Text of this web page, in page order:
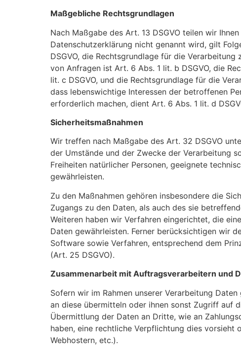
Maßgebliche Rechtsgrundlagen
Nach Maßgabe des Art. 13 DSGVO teilen wir
Datenschutzerklärung nicht genannt wird, gilt
DSGVO, die Rechtsgrundlage für die
von Anfragen ist Art. 6 Abs. 1 lit. b DSGVO, die
lit. c DSGVO, und die Rechtsgrundlage für die
dass lebenswichtige Interessen der betroffenen
erforderlich machen, dient Art. 6 Abs. 1 lit. d
Sicherheitsmaßnahmen
Wir treffen nach Maßgabe des Art. 32 DSGVO
der Umstände und der Zwecke der Verarbeitung
Freiheiten natürlicher Personen, geeignete
gewährleisten.
Zu den Maßnahmen gehören insbesondere die
Zugangs zu den Daten, als auch des sie
Weiteren haben wir Verfahren eingerichtet, die
Daten gewährleisten. Ferner berücksichtigen wir
Software sowie Verfahren, entsprechend dem
(Art. 25 DSGVO).
Zusammenarbeit mit Auftragsverarbeitern und
Sofern wir im Rahmen unserer Verarbeitung
an diese übermitteln oder ihnen sonst Zugriff auf
Übermittlung der Daten an Dritte, wie an
haben, eine rechtliche Verpflichtung dies vorsieht
Webhostern, etc.).